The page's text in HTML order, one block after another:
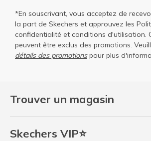
Trouver un magasin
Skechers VIP⭐
*En souscrivant, vous acceptez de
la part de Skechers et approuvez les
confidentialité et conditions d'utilisation.
peuvent être exclus des promotions.
détails des promotionspour plus